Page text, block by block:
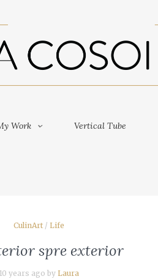
My Work
Work Vertical Tube
CulinArt/ Life
spre exterior
10 years ago by Laura